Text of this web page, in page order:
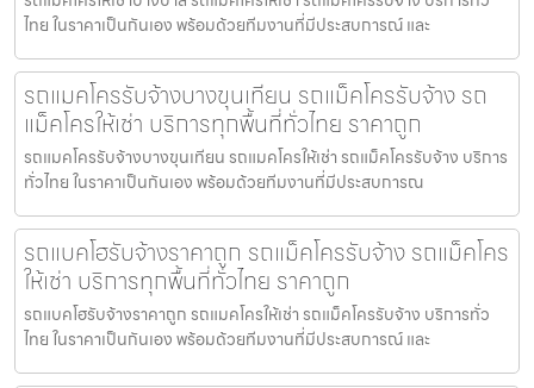
ไทย ในราคาเป็นกันเอง พร้อมด้วยทีมงานที่มีประสบการณ์ และ
รถแมคโครรับจ้างบางขุนเทียน รถแม็คโครรับจ้าง รถ
แม็คโครให้เช่า บริการทุกพื้นที่ทั่วไทย ราคาถูก
รถแมคโครรับจ้างบางขุนเทียน รถแมคโครให้เช่า รถแม็คโครรับจ้าง บริการ
ทั่วไทย ในราคาเป็นกันเอง พร้อมด้วยทีมงานที่มีประสบการณ
รถแบคโฮรับจ้างราคาถูก รถแม็คโครรับจ้าง รถแม็คโคร
ให้เช่า บริการทุกพื้นที่ทั่วไทย ราคาถูก
รถแบคโฮรับจ้างราคาถูก รถแมคโครให้เช่า รถแม็คโครรับจ้าง บริการทั่ว
ไทย ในราคาเป็นกันเอง พร้อมด้วยทีมงานที่มีประสบการณ์ และ